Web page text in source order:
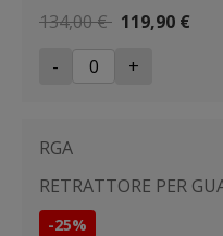
134,00 € 119,90 €
-
+
RGA
RETRATTORE PER
-25%